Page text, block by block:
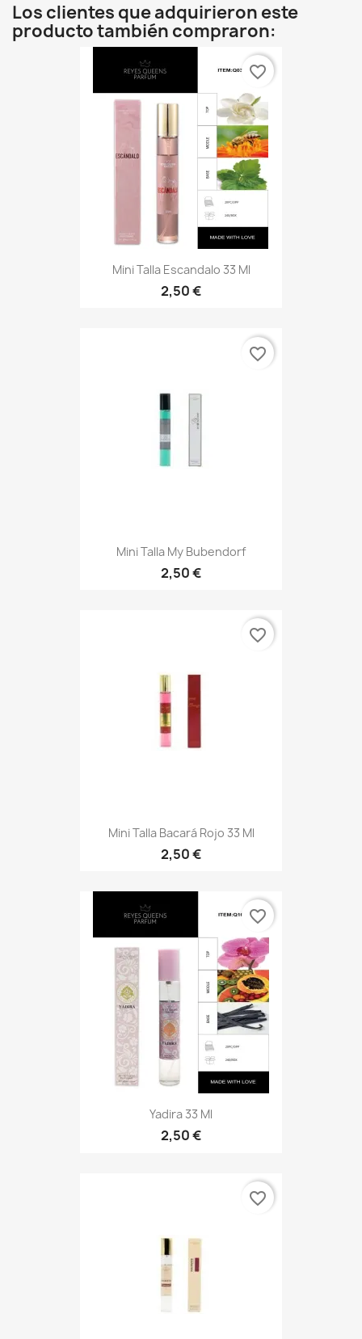
Los clientes que adquirieron este
producto también compraron:
Mini Talla Escandalo 33 Ml
2,50 €
favorite_border
Mini Talla My Bubendorf
2,50 €
favorite_border
Mini Talla Bacará Rojo 33 Ml
2,50 €
favorite_border
Yadira 33 Ml
2,50 €
favorite_border
favorite_border